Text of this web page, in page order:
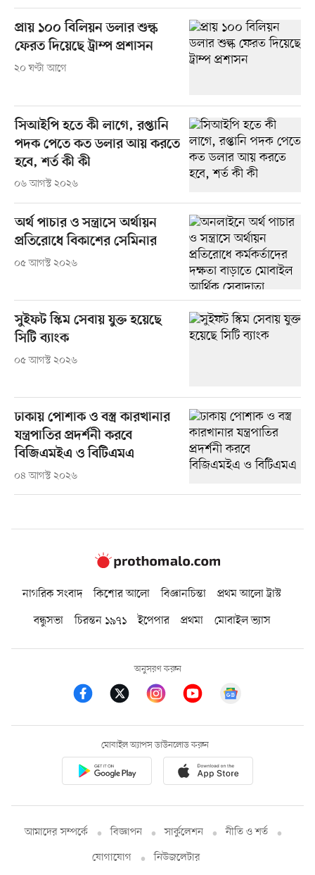
প্রায় ১০০ বিলিয়ন ডলার শুল্ক
ফেরত দিয়েছে ট্রাম্প প্রশাসন
২০ ঘণ্টা আগে
সিআইপি হতে কী লাগে, রপ্তানি
পদক পেতে কত ডলার আয় করতে
হবে, শর্ত কী কী
০৬ আগস্ট ২০২৬
অর্থ পাচার ও সন্ত্রাসে অর্থায়ন
প্রতিরোধে বিকাশের সেমিনার
০৫ আগস্ট ২০২৬
সুইফট স্কিম সেবায় যুক্ত হয়েছে
সিটি ব্যাংক
০৫ আগস্ট ২০২৬
ঢাকায় পোশাক ও বস্ত্র কারখানার
যন্ত্রপাতির প্রদর্শনী করবে
বিজিএমইএ ও বিটিএমএ
০৪ আগস্ট ২০২৬
নাগরিক সংবাদ কিশোর আলো বিজ্ঞানচিন্তা
প্রথম আলো ট্রাস্ট
বন্ধুসভা
চিরন্তন ১৯৭১ ইপেপার প্রথমা মোবাইল ভ্যাস
অনুসরণ করুন
মোবাইল অ্যাপস ডাউনলোড করুন
আমাদের সম্পর্কে বিজ্ঞাপন সার্কুলেশন
নীতি ও শর্ত
যোগাযোগ
নিউজলেটার